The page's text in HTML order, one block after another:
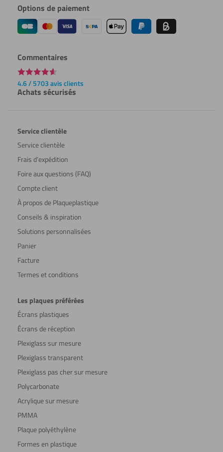
Options de paiement
Commentaires
4.6 / 5703 avis clients
Achats sécurisés
Service clientèle
Service clientèle
Frais d’expédition
Foire aux questions (FAQ)
Compte client
À propos de Plaqueplastique
Conseils & inspiration
Solutions personnalisées
Panier
Facture
Termes et conditions
Les plaques préférées
Écrans plastiques
Écrans de réception
Plexiglass sur mesure
Plexiglass transparent
Plexiglass pas cher sur mesure
Polycarbonate
Acrylique sur mesure
PMMA
Plaque polyéthylène
Formes en plastique